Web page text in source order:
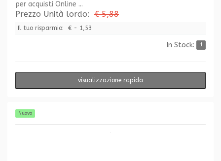
per acquisti Online ...
Prezzo Unità lordo: € 5,88
Il tuo risparmio: € - 1,53
In Stock: 1
visualizzazione rapida
Nuovo